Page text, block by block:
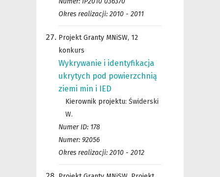
Okres realizacji: 2010 - 2011
Projekt Granty MNiSW, 12
konkurs
Wykrywanie i identyfikacja
ukrytych pod powierzchnią
ziemi min i IED
Kierownik projektu: Świderski
W.
Numer ID: 178
Numer: 92056
Okres realizacji: 2010 - 2012